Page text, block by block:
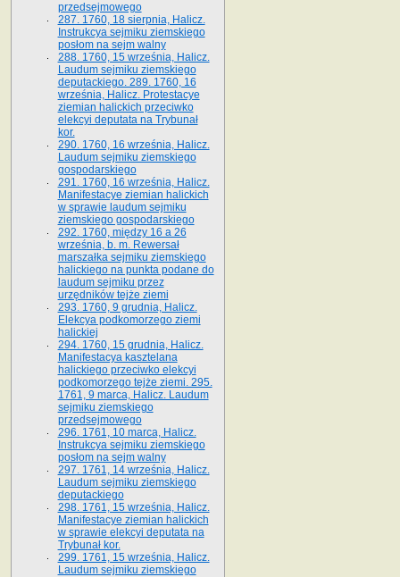
przedsejmowego
287. 1760, 18 sierpnia, Halicz.
Instrukcya sejmiku ziemskiego
posłom na sejm walny
288. 1760, 15 września, Halicz.
Laudum sejmiku ziemskiego
deputackiego. 289. 1760, 16
września, Halicz. Protestacye
ziemian halickich przeciwko
elekcyi deputata na Trybunał
kor.
290. 1760, 16 września, Halicz.
Laudum sejmiku ziemskiego
gospodarskiego
291. 1760, 16 września, Halicz.
Manifestacye ziemian halickich
w sprawie laudum sejmiku
ziemskiego gospodarskiego
292. 1760, między 16 a 26
września, b. m. Rewersał
marszałka sejmiku ziemskiego
halickiego na punkta podane do
laudum sejmiku przez
urzędników tejże ziemi
293. 1760, 9 grudnia, Halicz.
Elekcya podkomorzego ziemi
halickiej
294. 1760, 15 grudnia, Halicz.
Manifestacya kasztelana
halickiego przeciwko elekcyi
podkomorzego tejże ziemi. 295.
1761, 9 marca, Halicz. Laudum
sejmiku ziemskiego
przedsejmowego
296. 1761, 10 marca, Halicz.
Instrukcya sejmiku ziemskiego
posłom na sejm walny
297. 1761, 14 września, Halicz.
Laudum sejmiku ziemskiego
deputackiego
298. 1761, 15 września, Halicz.
Manifestacye ziemian halickich
w sprawie elekcyi deputata na
Trybunał kor.
299. 1761, 15 września, Halicz.
Laudum sejmiku ziemskiego